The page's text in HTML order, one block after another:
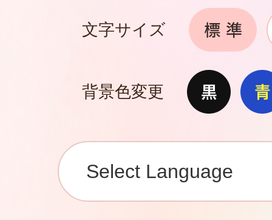
文字サイズ
背景色変更